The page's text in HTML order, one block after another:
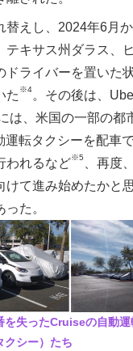
替えし、2024年6月
テキサス州ダラス、
ドライバーを置いた
た ※4。その後は、
は、米国の一部の都
運転タクシーを配車
われるなど※5
、再度
けて進み始めたかと
た。
を失ったCruiseの自動
クシー）たち